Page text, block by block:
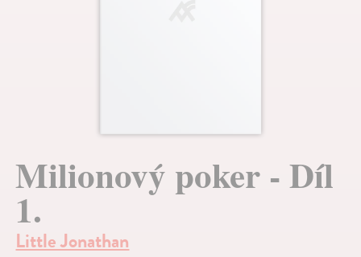
Milionový poker - Díl
1.
Little Jonathan